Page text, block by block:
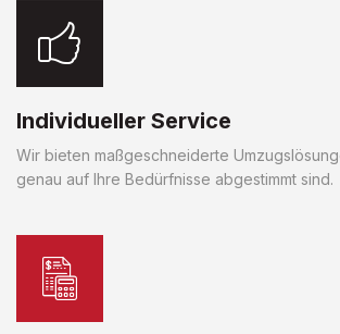
Individueller Service
Wir bieten maßgeschneiderte
genau auf Ihre Bedürfnisse abgestimmt sind.